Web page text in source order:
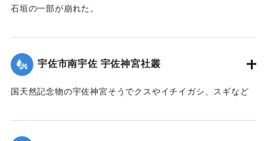
【出典：大分合同新聞 1999年9月25日 夕刊11面】
石垣の一部が崩れた。
｜固有コード: 01077024
宇佐市南宇佐 宇佐神宮社叢
国天然記念物の宇佐神宮そうでクスやイチイガシ、スギなど